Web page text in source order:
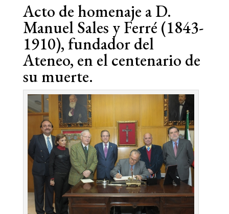
Acto de homenaje a D.
Manuel Sales y Ferré (1843-
1910), fundador del
Ateneo, en el centenario de
su muerte.